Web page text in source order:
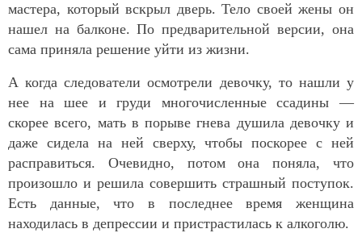
мастера, который вскрыл дверь. Тело своей жены он
нашел на балконе. По предварительной версии, она
сама приняла решение уйти из жизни.
А когда следователи осмотрели девочку, то нашли у
нее на шее и груди многочисленные ссадины —
скорее всего, мать в порыве гнева душила девочку и
даже сидела на ней сверху, чтобы поскорее с ней
расправиться. Очевидно, потом она поняла, что
произошло и решила совершить страшный поступок.
Есть данные, что в последнее время женщина
находилась в депрессии и пристрастилась к алкоголю.